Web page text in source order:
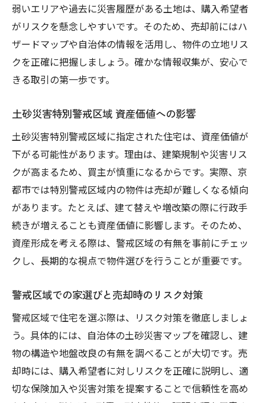
弱いエリアや過去に災害履歴がある土地は、購入希望者
がリスクを懸念しやすいです。そのため、売却前にはハ
ザードマップや自治体の情報を活用し、物件の立地リス
クを正確に把握しましょう。確かな情報収集が、安心で
きる取引の第一歩です。
土砂災害特別警戒区域 資産価値への影響
土砂災害特別警戒区域に指定された住宅は、資産価値が
下がる可能性があります。理由は、建築規制や災害リス
クが高まるため、買主が慎重になるからです。実際、京
都市では特別警戒区域内の物件は売却が難しくなる傾向
があります。たとえば、建て替えや増改築の際に行政手
続きが増えることも資産価値に影響します。そのため、
資産形成を考える際は、警戒区域の有無を事前にチェッ
クし、長期的な視点で物件選びを行うことが重要です。
警戒区域での家選びと売却時のリスク対策
警戒区域で住宅を選ぶ際は、リスク対策を徹底しましょ
う。具体的には、自治体の土砂災害マップを確認し、建
物の構造や地盤改良の有無を調べることが大切です。売
却時には、購入希望者に対しリスクを正確に説明し、適
切な保険加入や災害対策を提案することで信頼性を高め